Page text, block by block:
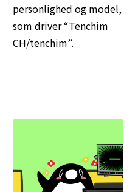
personlighed og model,
som driver “Tenchim
CH/tenchim”.